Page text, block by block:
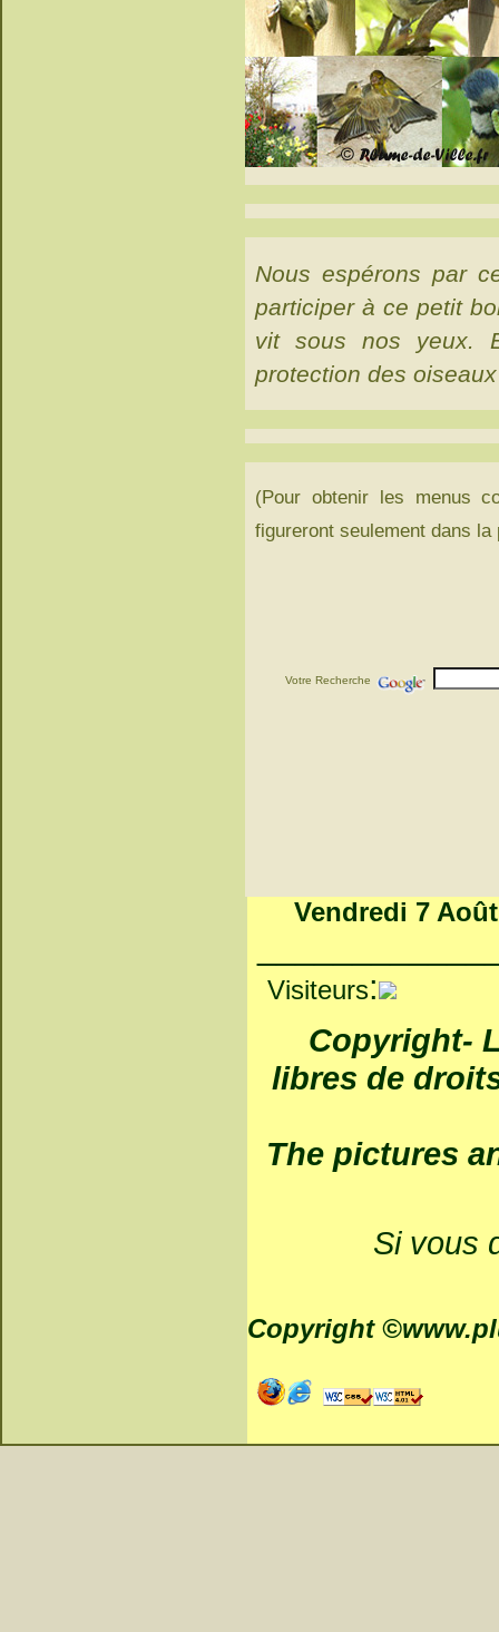
Nous espérons par
participer à ce petit
vit sous nos yeux.
protection des
(Pour obtenir les menus
figureront seulement dans la
Votre Recherche
Vendredi 7 Août
Visiteurs:
Copyright-
libres de
The pictures
Si vous
Copyright